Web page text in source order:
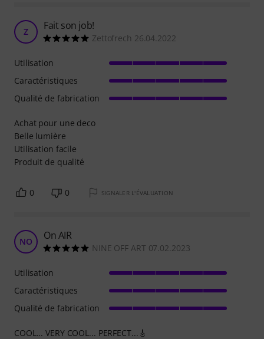
Z Fait son job!
Zettofrech 26.04.2022
Achat pour une deco
Belle lumière
Utilisation facile
Produit de qualité
Utilisation
Caractéristiques
Qualité de fabrication
0 0 SIGNALER L'ÉVALUATION
NO On AIR
NINE OFF ART 07.02.2023
COOL... VERY COOL... PERFECT...🎸
Utilisation
Caractéristiques
Qualité de fabrication